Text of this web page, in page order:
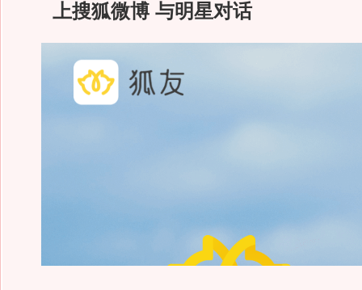
上搜狐微博 与明星对话